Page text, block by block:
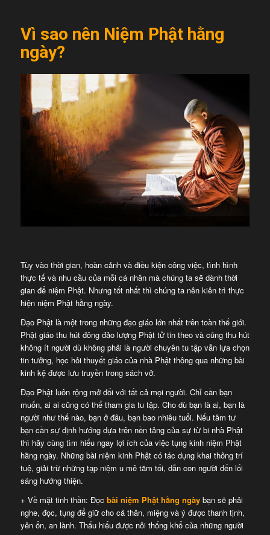
Vì sao nên Niệm Phật hằng
ngày?
Tùy vào thời gian, hoàn cảnh và điều kiện công việc, tình hình
thực tế và nhu cầu của mỗi cá nhân mà chúng ta sẽ dành thời
gian để niệm Phật. Nhưng tốt nhất thì chúng ta nên kiên trì thực
hiện niệm Phật hằng ngày.
Đạo Phật là một trong những đạo giáo lớn nhất trên toàn thế giới.
Phật giáo thu hút đông đảo lượng Phật tử tin theo và cũng thu hút
không ít người dù không phải là người chuyên tu tập vẫn lựa chọn
tin tưởng, học hỏi thuyết giáo của nhà Phật thông qua những bài
kinh kệ được lưu truyền trong sách vở.
Đạo Phật luôn rộng mở đối với tất cả mọi người. Chỉ cần bạn
muốn, ai ai cũng có thể tham gia tu tập. Cho dù bạn là ai, bạn là
người như thế nào, bạn ở đâu, bạn bao nhiêu tuổi. Nếu tâm tư
bạn cần sự định hướng dựa trên nền tảng của sự từ bi nhà Phật
thì hãy cùng tìm hiểu ngay lợi ích của việc tụng kinh niệm Phật
hằng ngày. Những bài niệm kinh Phật có tác dụng khai thông trí
tuệ, giải trừ những tạp niệm u mê tăm tối, dẫn con người đến lối
sáng hướng thiện.
+ Về mặt tinh thần: Đọc bài niệm Phật hằng ngày bạn sẽ phải
nghe, đọc, tụng để giữ cho cả thân, miệng và ý được thanh tịnh,
yên ổn, an lành. Thấu hiểu được nỗi thống khổ của những người